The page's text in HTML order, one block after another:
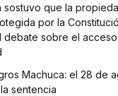
sostuvo que la
por la
debate sobre el acceso
Machuca: el 28 de
sentencia